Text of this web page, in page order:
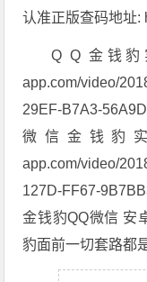
认准正版查码地址:
Q Q 金钱豹
app.com/video/
29EF-B7A3-
微信金钱豹
app.com/video/
127D-FF67-
金钱豹QQ微信 安
豹面前一切套路都